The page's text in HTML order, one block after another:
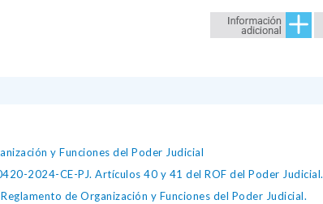
y Funciones del Poder Judicial
2024-CE-PJ. Artículos 40 y 41 del ROF del Poder Judicial.
de Organización y Funciones del Poder Judicial.